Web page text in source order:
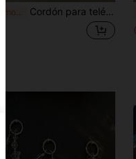
Cordón para teléfono móvil con colgante CCD de cuentas con forma de estrella y corazón estilo Y2K adorable, accesorio universal de cadena para funda de teléfono y bolso para niña